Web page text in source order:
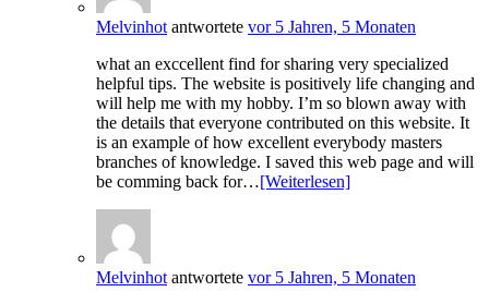
Melvinhotantwortete vor 5 Jahren, 5 Monaten
what an exccellent find for sharing very specialized
helpful tips. The website is positively life changing and
will help me with my hobby. I’m so blown away with
the details that everyone contributed on this website. It
is an example of how excellent everybody masters
branches of knowledge. I saved this web page and will
be comming back for…[Weiterlesen]
Melvinhotantwortete vor 5 Jahren, 5 Monaten